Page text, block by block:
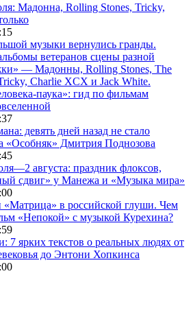
Мадонна, Rolling Stones, Tricky,
музыки вернулись гранды.
ветеранов сцены разной
— Мадонны, Rolling Stones, The
Charlie XCX и Jack White.
паука»: гид по фильмам
девять дней назад не стало
«Особняк» Дмитрия Поднозова
августа: праздник флоксов,
сдвиг» у Манежа и «Музыка мира»
«Матрица» в российской глуши. Чем
«Непокой» с музыкой Курехина?
7 ярких текстов о реальных людях от
до Энтони Хопкинса